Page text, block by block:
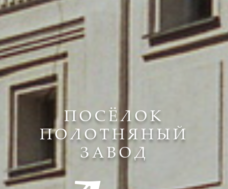
ПОСЁЛОК
ПОЛОТНЯНЫЙ
ЗАВОД